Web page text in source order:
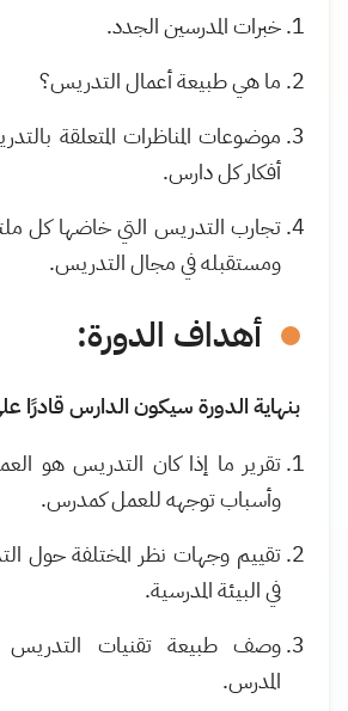
خبرات المدرسين الجدد.
ما هي طبيعة أعمال التدريس؟
موضوعات المناظرات المتعلقة
أفكار كل دارس.
تجارب التدريس التي خاضها كل
ومستقبله في مجال التدريس.
أهداف الدورة:
بنهاية الدورة سيكون الدارس قادرًا
تقرير ما إذا كان التدريس هو
وأسباب توجهه للعمل كمدرس.
تقييم وجهات نظر المختلفة حول
في البيئة المدرسية.
وصف طبيعة تقنيات التدريس
المدرس.